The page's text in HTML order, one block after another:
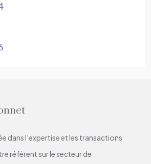
dans l’expertise et les transactions
référent sur le secteur de